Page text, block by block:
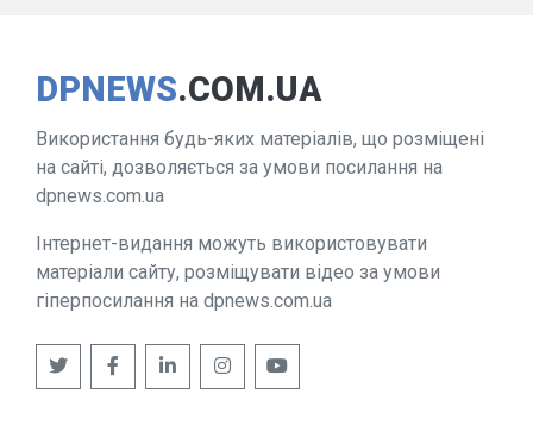
DPNEWS.COM.UA
Використання будь-яких матеріалів, що розміщені
на сайті, дозволяється за умови посилання на
dpnews.com.ua
Інтернет-видання можуть використовувати
матеріали сайту, розміщувати відео за умови
гіперпосилання на dpnews.com.ua